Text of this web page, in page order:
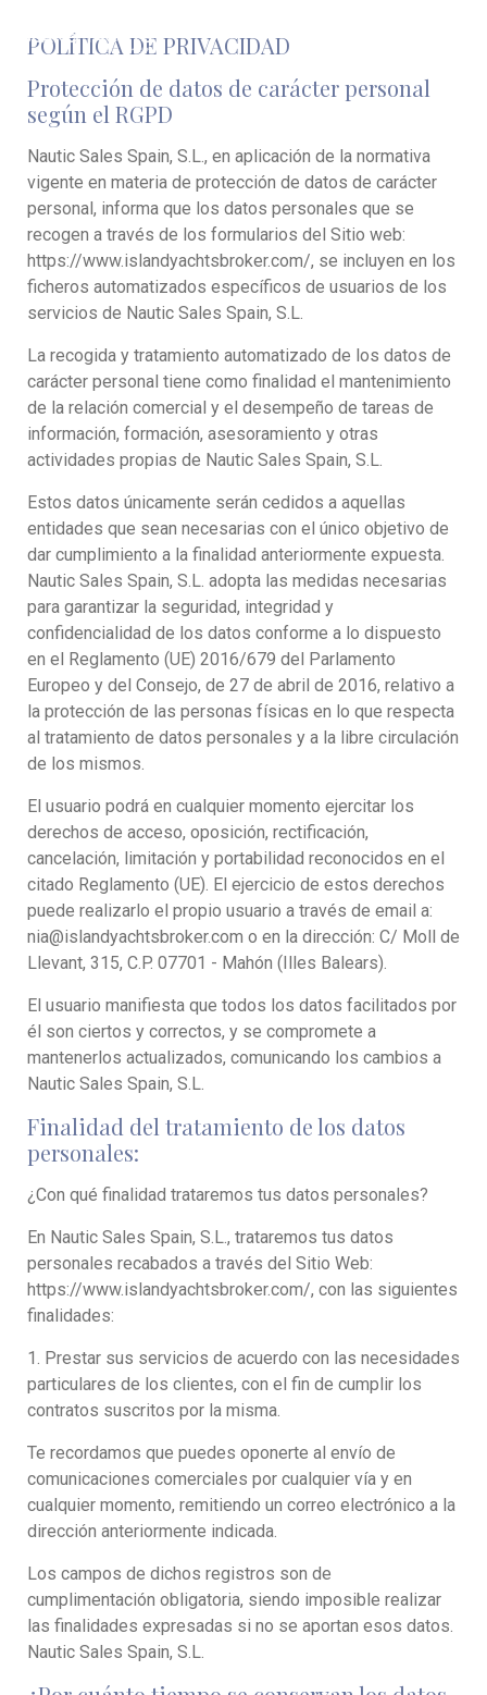
POLÍTICA DE PRIVACIDAD
Protección de datos de carácter personal
según el RGPD
Nautic Sales Spain, S.L., en aplicación de la normativa
vigente en materia de protección de datos de carácter
personal, informa que los datos personales que se
recogen a través de los formularios del Sitio web:
https://www.islandyachtsbroker.com/, se incluyen en los
ficheros automatizados específicos de usuarios de los
servicios de Nautic Sales Spain, S.L.
La recogida y tratamiento automatizado de los datos de
carácter personal tiene como finalidad el mantenimiento
de la relación comercial y el desempeño de tareas de
información, formación, asesoramiento y otras
actividades propias de Nautic Sales Spain, S.L.
Estos datos únicamente serán cedidos a aquellas
entidades que sean necesarias con el único objetivo de
dar cumplimiento a la finalidad anteriormente expuesta.
Nautic Sales Spain, S.L. adopta las medidas necesarias
para garantizar la seguridad, integridad y
confidencialidad de los datos conforme a lo dispuesto
en el Reglamento (UE) 2016/679 del Parlamento
Europeo y del Consejo, de 27 de abril de 2016, relativo a
la protección de las personas físicas en lo que respecta
al tratamiento de datos personales y a la libre circulación
de los mismos.
El usuario podrá en cualquier momento ejercitar los
derechos de acceso, oposición, rectificación,
cancelación, limitación y portabilidad reconocidos en el
citado Reglamento (UE). El ejercicio de estos derechos
puede realizarlo el propio usuario a través de email a:
nia@islandyachtsbroker.com o en la dirección: C/ Moll de
Llevant, 315, C.P. 07701 - Mahón (Illes Balears).
El usuario manifiesta que todos los datos facilitados por
él son ciertos y correctos, y se compromete a
mantenerlos actualizados, comunicando los cambios a
Nautic Sales Spain, S.L.
Finalidad del tratamiento de los datos
personales:
¿Con qué finalidad trataremos tus datos personales?
En Nautic Sales Spain, S.L., trataremos tus datos
personales recabados a través del Sitio Web:
https://www.islandyachtsbroker.com/, con las siguientes
finalidades:
1. Prestar sus servicios de acuerdo con las necesidades
particulares de los clientes, con el fin de cumplir los
contratos suscritos por la misma.
Te recordamos que puedes oponerte al envío de
comunicaciones comerciales por cualquier vía y en
cualquier momento, remitiendo un correo electrónico a la
dirección anteriormente indicada.
Los campos de dichos registros son de
cumplimentación obligatoria, siendo imposible realizar
las finalidades expresadas si no se aportan esos datos.
Nautic Sales Spain, S.L.